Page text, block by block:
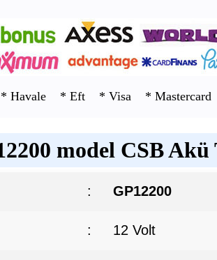
* Havale * Eft * Visa * Mastercard
model CSB
: GP12200
: 12 Volt